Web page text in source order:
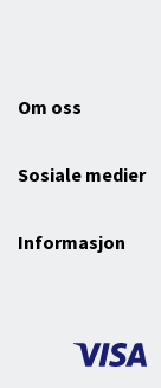
Om oss
Sosiale medier
Informasjon